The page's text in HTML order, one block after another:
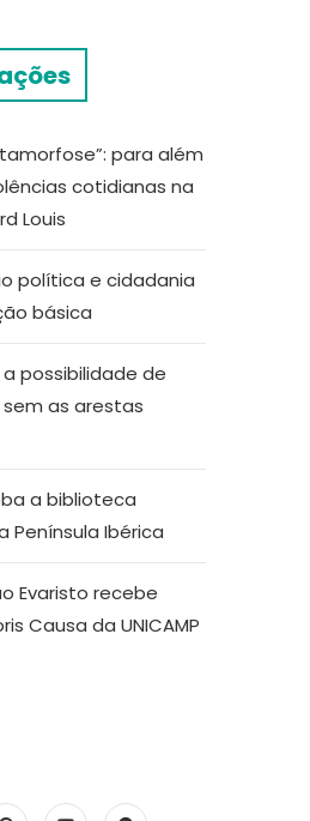
para além
cotidianas na
Louis
política e cidadania
básica
a possibilidade de
sem as arestas
a biblioteca
Península Ibérica
Evaristo recebe
Causa da UNICAMP